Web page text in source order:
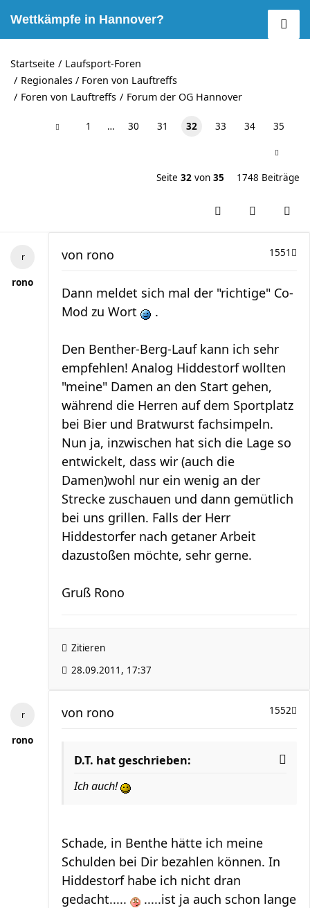
Wettkämpfe in Hannover?
Startseite
Laufsport-Foren
Regionales / Foren von Lauftreffs
Foren von Lauftreffs
Forum der OG Hannover
1 … 30 31 32 33 34 35
Seite 32 von 35 1748 Beiträge
rono
1551
von rono
Dann meldet sich mal der "richtige" Co-
Mod zu Wort
.
Den Benther-Berg-Lauf kann ich sehr
empfehlen! Analog Hiddestorf wollten
"meine" Damen an den Start gehen,
während die Herren auf dem Sportplatz
bei Bier und Bratwurst fachsimpeln.
Nun ja, inzwischen hat sich die Lage so
entwickelt, dass wir (auch die
Damen)wohl nur ein wenig an der
Strecke zuschauen und dann gemütlich
bei uns grillen. Falls der Herr
Hiddestorfer nach getaner Arbeit
dazustoßen möchte, sehr gerne.
Gruß Rono
Zitieren
28.09.2011, 17:37
rono
1552
von rono
D.T. hat geschrieben:
Ich auch!
Schade, in Benthe hätte ich meine
Schulden bei Dir bezahlen können. In
Hiddestorf habe ich nicht dran
gedacht.....
.....ist ja auch schon lange